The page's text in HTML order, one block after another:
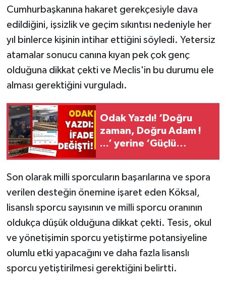
Cumhurbaşkanına hakaret gerekçesiyle dava
edildiğini, işsizlik ve geçim sıkıntısı nedeniyle her
yıl binlerce kişinin intihar ettiğini söyledi. Yetersiz
atamalar sonucu canına kıyan pek çok genç
olduğuna dikkat çekti ve Meclis'in bu durumu ele
alması gerektiğini vurguladı.
Odak Yazdı! ‘Doğru
zaman, Doğru Adam !
...’ yerine ‘Güçlü
Son olarak milli sporcuların başarılarına ve spora
verilen desteğin önemine işaret eden Köksal,
lisanslı sporcu sayısının ve milli sporcu oranının
oldukça düşük olduğuna dikkat çekti. Tesis, okul
ve yönetişimin sporcu yetiştirme potansiyeline
olumlu etki yapacağını ve daha fazla lisanslı
sporcu yetiştirilmesi gerektiğini belirtti.